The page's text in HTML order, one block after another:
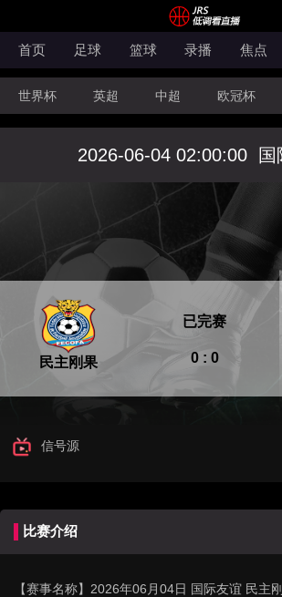
首页 足球 篮球 录播 焦点
世界杯 英超 中超 欧冠杯
韩K联 法甲 科索沃超 意甲
法罗超 日职联 NBA
2026-06-04 02:00:00 国
民主刚果 0 : 0
已完赛
信号源
比赛介绍
【赛事名称】 2026年06月04日 国际友谊 民主